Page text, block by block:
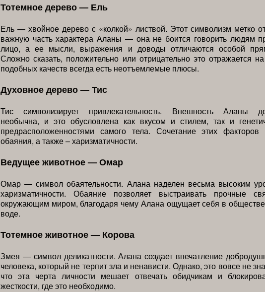
Тотемное дерево — Ель
Ель — хвойное дерево с «колкой» листвой. Этот символизм метко
важную часть характера Аланы — она не боится говорить людям
лицо, а ее мысли, выражения и доводы отличаются особой
Сложно сказать, положительно или отрицательно это отражается
подобных качеств всегда есть неотъемлемые плюсы.
Духовное дерево — Тис
Тис символизирует привлекательность. Внешность Аланы
необычна, и это обусловлена как вкусом и стилем, так и
предрасположенностями самого тела. Сочетание этих
обаяния, а также – харизматичности.
Ведущее животное — Омар
Омар — символ обаятельности. Алана наделен весьма высоким
харизматичности. Обаяние позволяет выстраивать прочные
окружающим миром, благодаря чему Алана ощущает себя в
воде.
Тотемное животное — Корова
Змея — символ деликатности. Алана создает впечатление
человека, который не терпит зла и ненависти. Однако, это вовсе не
что эта черта личности мешает отвечать обидчикам и
жесткости, где это необходимо.